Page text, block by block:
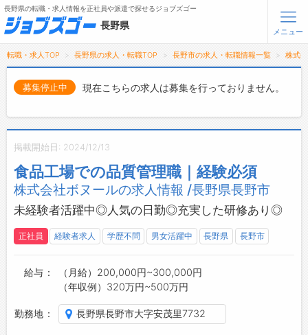
タップで簡単に求人を探す
【初めての方へ】
長野県の求人検索で選ばれる理由
転職支援サービスについて
転職支援サービス
転職ノウハウ(応募書類の書き方・面接対策など)
転職・採用コラム
長野県の転職・求人情報を正社員や派遣で探せるジョブズゴー
長野県
メニュー
転職・求人TOP 長野県の求人・転職TOP 長野市の求人・転職情報一覧 株式
募集停止中 現在こちらの求人は募集を行っておりません。
掲載開始日: 2024/12/13
食品工場での品質管理職｜経験必須
株式会社ボヌールの求人情報 /長野県長野市
未経験者活躍中◎人気の日勤◎充実した研修あり◎
正社員 経験者求人 学歴不問 男女活躍中 長野県 長野市
給与
（月給）200,000円~300,000円
（年収例）320万円~500万円
勤務地 長野県長野市大字安茂里7732